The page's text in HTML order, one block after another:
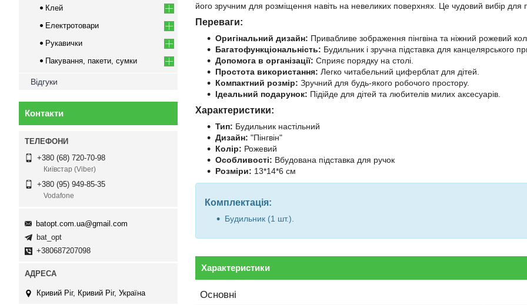
його зручним для розміщення навіть на невеликих поверхнях. Це чудовий вибір
Переваги:
Оригінальний дизайн: Привабливе зображення пінгвіна та ніжний рожевий
Багатофункціональність: Будильник і зручна підставка для канцелярського
Допомога в організації: Сприяє порядку на столі.
Простота використання: Легко читабельний циферблат для дітей.
Компактний розмір: Зручний для будь-якого робочого простору.
Ідеальний подарунок: Підійде для дітей та любителів милих аксесуарів.
Характеристики:
Тип: Будильник настільний
Дизайн: "Пінгвін"
Колір: Рожевий
Особливості: Вбудована підставка для ручок
Розміри: 13*14*6 см
Комплектація:
Будильник (1 шт.).
Характеристики
Основні
Клей
Електротовари
Рукавички
Пакування, пакети, сумки
Відгуки
Контакти
+380 (68) 720-70-98
Київстар (Viber)
+380 (95) 949-85-35
Vodafone
batopt.com.ua@gmail.com
bat_opt
+380687207098
Кривий Ріг, Кривий Ріг, Україна